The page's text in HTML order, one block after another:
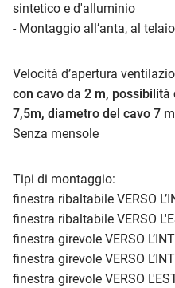
sintetico e d'alluminio
- Montaggio all’anta, al
Velocità d’apertura
con cavo da 2 m,
7,5m, diametro del cavo 7
Senza mensole
Tipi di montaggio:
finestra ribaltabile VERSO
finestra ribaltabile VERSO
finestra girevole VERSO
finestra girevole VERSO
finestra girevole VERSO